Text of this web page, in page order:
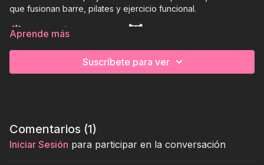
que fusionan barre, pilates y ejercicio funcional.
⏰35 mins⚙️ 🏋
Aprende más
Suscríbete para ver
Comentarios (1)
Iniciar Sesión para participar en la conversación